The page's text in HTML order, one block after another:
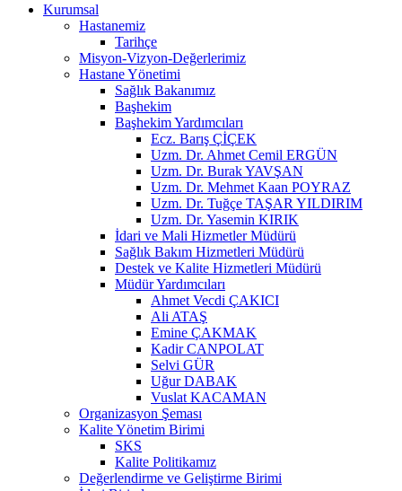
Kurumsal
Hastanemiz
Tarihçe
Misyon-Vizyon-Değerlerimiz
Hastane Yönetimi
Sağlık Bakanımız
Başhekim
Başhekim Yardımcıları
Ecz. Barış ÇİÇEK
Uzm. Dr. Ahmet Cemil ERGÜN
Uzm. Dr. Burak YAVŞAN
Uzm. Dr. Mehmet Kaan POYRAZ
Uzm. Dr. Tuğçe TAŞAR YILDIRIM
Uzm. Dr. Yasemin KIRIK
İdari ve Mali Hizmetler Müdürü
Sağlık Bakım Hizmetleri Müdürü
Destek ve Kalite Hizmetleri Müdürü
Müdür Yardımcıları
Ahmet Vecdi ÇAKICI
Ali ATAŞ
Emine ÇAKMAK
Kadir CANPOLAT
Selvi GÜR
Uğur DABAK
Vuslat KACAMAN
Organizasyon Şeması
Kalite Yönetim Birimi
SKS
Kalite Politikamız
Değerlendirme ve Geliştirme Birimi